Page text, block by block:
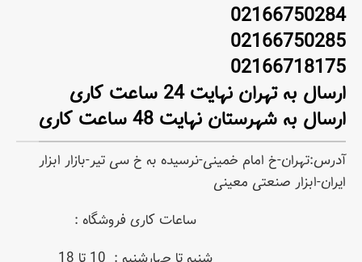
02166750284
02166750285
02166718175
ارسال به تهران نهایت 24 ساعت کاری
ارسال به شهرستان نهایت 48 ساعت کاری
آدرس:تهران-خ امام خمینی-نرسیده به خ سی تیر-بازار ابزار
ایران-ابزار صنعتی معینی
ساعات کاری فروشگاه :